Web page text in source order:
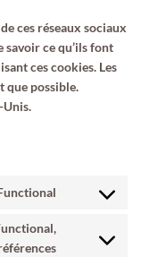
ces réseaux sociaux
ce qu’ils font
ces cookies. Les
que possible.
Unis.
Consent
service
Consent